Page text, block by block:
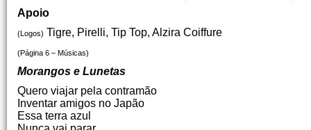
Apoio
(Logos) Tigre, Pirelli, Tip Top, Alzira Coiffure
(Página 6 – Músicas)
Morangos e Lunetas
Quero viajar pela contramão
Inventar amigos no Japão
Essa terra azul